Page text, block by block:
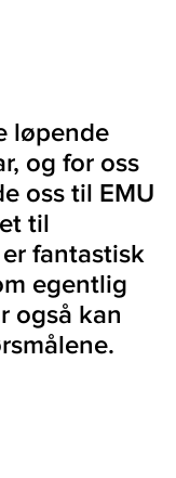
løpende
og for oss
oss til EMU
til
fantastisk
egentlig
også kan